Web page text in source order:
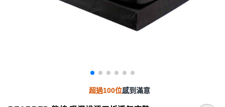
超過100位感到滿意